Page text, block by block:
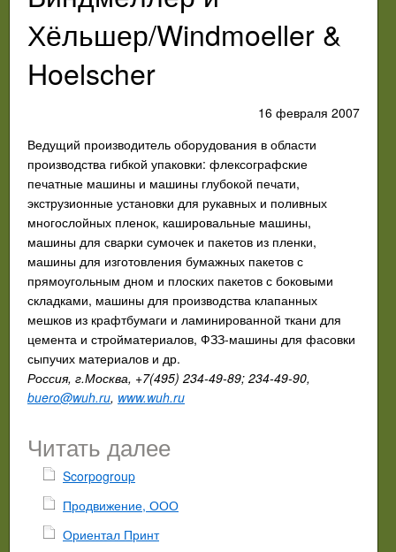
Хёльшер/Windmoeller &
Hoelscher
16 февраля 2007
Ведущий производитель оборудования в области
производства гибкой упаковки: флексографские
печатные машины и машины глубокой печати,
экструзионные установки для рукавных и поливных
многослойных пленок, кашировальные машины,
машины для сварки сумочек и пакетов из пленки,
машины для изготовления бумажных пакетов с
прямоугольным дном и плоских пакетов с боковыми
складками, машины для производства клапанных
мешков из крафтбумаги и ламинированной ткани для
цемента и стройматериалов, ФЗЗ-машины для фасовки
сыпучих материалов и др.
Россия, г.Москва, +7(495) 234-49-89; 234-49-90,
buero@wuh.ru, www.wuh.ru
Читать далее
Scorpogroup
Продвижение, ООО
Ориентал Принт